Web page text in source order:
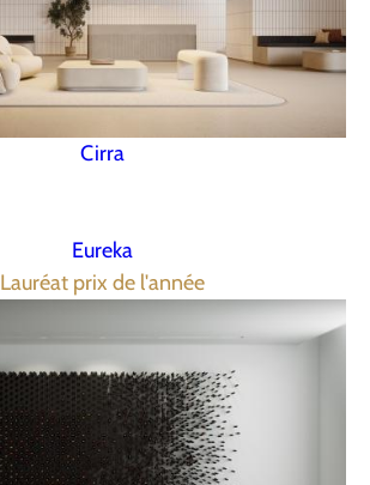
Cirra
Eureka
Lauréat prix de l'année